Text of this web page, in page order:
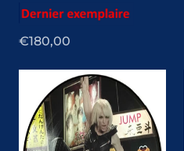
€180,00